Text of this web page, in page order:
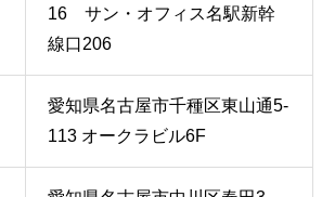
16 サン・オフィス名駅新幹
線口206
愛知県名古屋市千種区東山通5-
113 オークラビル6F